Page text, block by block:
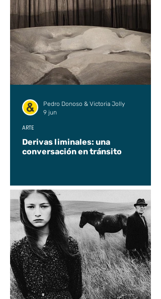
Derivas liminales: una
conversación en tránsito
ARTE
Pedro Donoso & Victoria Jolly
9 jun